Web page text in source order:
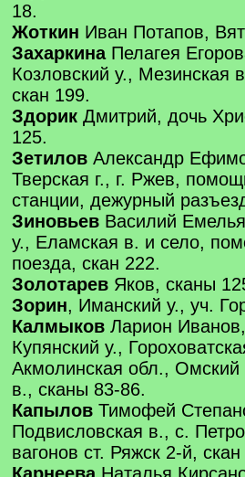
18.
Жоткин Иван Потапов,
ЗахаркинаПелагея
Козловский у., Мезинская
скан 199.
Здорик Дмитрий, дочь
125.
Зетилов Александр
Тверская г., г. Ржев,
станции, дежурный
Зиновьев Василий
у., Еламская в. и село,
поезда, скан 222.
Золотарев Яков, сканы
Зорин, Иманский у., уч.
Калмыков Ларион
Купянский у.,
Акмолинская обл., Омский
в., сканы 83-86.
Капылов Тимофей
Подвисловская в., с.
вагонов ст. Ряжск 2-й,